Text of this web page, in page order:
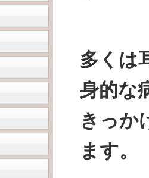
多くは
身的な
きっか
ます。